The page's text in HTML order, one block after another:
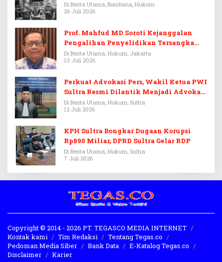
Di Berita Utama, Bombana, Hukum
26 Juli 2026
Prof. Mahfud MD Soroti Kejanggalan
Pengalihan Penyelidikan Tersangka
Febrie Adriansyah
Di Berita Utama, Hukum, Jakarta
13 Juli 2026
Perkuat Advokasi Pers, Wakil Ketua PWI
Sultra Resmi Dilantik Menjadi Advokat
PERADI
Di Berita Utama, Hukum, Sultra
12 Juli 2026
KPH Sultra Bongkar Dugaan Korupsi
Rp890 Miliar, DPRD Sultra Gelar RDP
Di Berita Utama, Hukum, Sultra
7 Juli 2026
Copyright © 2014 - 2026 PT. TEGASCO MEDIA INTERNET
Kontak kami
Tim Redaksi
Tentang Tegas.co
Pedoman Media Siber
Bank Data
E-Katalog Tegas.co
Disclaimer
Karier